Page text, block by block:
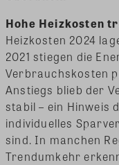
Hohe Heizkosten
Heizkosten 2024
2021 stiegen die
Verbrauchskosten
Anstiegs blieb der
stabil – ein Hinweis
individuelles
sind. In manchen
Trendumkehr